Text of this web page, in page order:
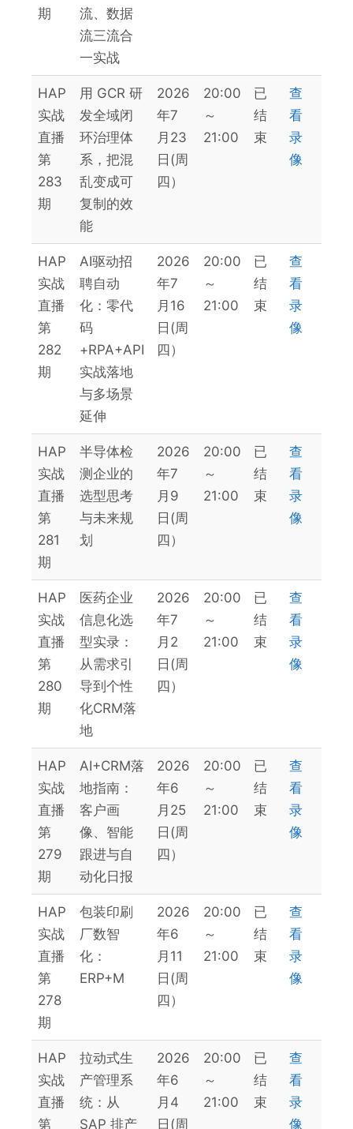
期
流、数据
流三流合
一实战
HAP
实战
直播
第
283
期
用 GCR 研
发全域闭
环治理体
系，把混
乱变成可
复制的效
能
2026
年7
月23
日(周
四）
20:00
～
21:00
已
结
束
查
看
录
像
HAP
实战
直播
第
282
期
AI驱动招
聘自动
化：零代
码
+RPA+API
实战落地
与多场景
延伸
2026
年7
月16
日(周
四）
20:00
～
21:00
已
结
束
查
看
录
像
HAP
实战
直播
第
281
期
半导体检
测企业的
选型思考
与未来规
划
2026
年7
月9
日(周
四）
20:00
～
21:00
已
结
束
查
看
录
像
HAP
实战
直播
第
280
期
医药企业
信息化选
型实录：
从需求引
导到个性
化CRM落
地
2026
年7
月2
日(周
四）
20:00
～
21:00
已
结
束
查
看
录
像
HAP
实战
直播
第
279
期
AI+CRM落
地指南：
客户画
像、智能
跟进与自
动化日报
2026
年6
月25
日(周
四）
20:00
～
21:00
已
结
束
查
看
录
像
HAP
实战
直播
第
278
期
包装印刷
厂数智
化：
ERP+M
2026
年6
月11
日(周
四）
20:00
～
21:00
已
结
束
查
看
录
像
HAP
实战
直播
第
拉动式生
产管理系
统：从
SAP 排产
2026
年6
月4
日(周
20:00
～
21:00
已
结
束
查
看
录
像